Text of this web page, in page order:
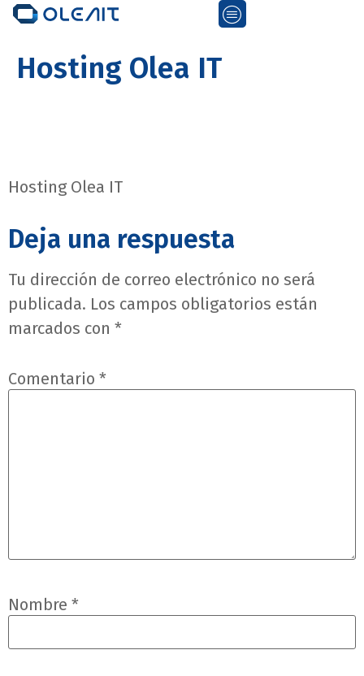
Hosting Olea IT
Hosting Olea IT
Deja una respuesta
Tu dirección de correo electrónico no será
publicada. Los campos obligatorios están
marcados con *
Comentario *
Nombre *